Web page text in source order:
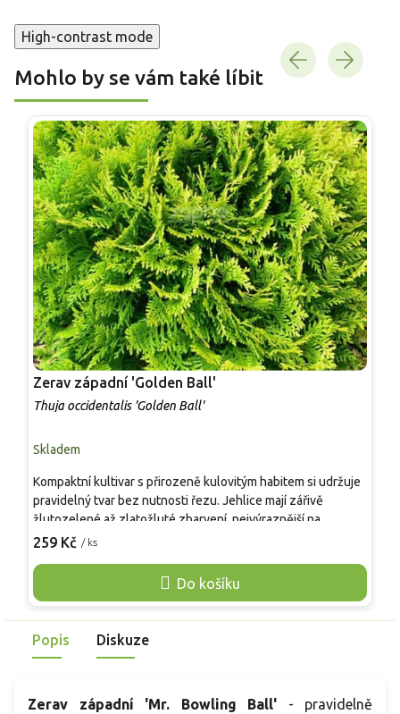
High-contrast mode
Mohlo by se vám také líbit
Zerav západní 'Golden Ball'
Thuja occidentalis 'Golden Ball'
Skladem
259 Kč / ks
Do košíku
Kompaktní kultivar s přirozeně kulovitým habitem si udržuje
pravidelný tvar bez nutnosti řezu. Jehlice mají zářivě
žlutozelené až zlatožluté zbarvení, nejvýraznější na
osluněných částech, zatímco vnitřek keře zůstává svěže
0,8 m šířky. Je velmi mrazuvzdorný, nenáročný a vhodný jako
solitér, do skalek, předzahrádek i nádob.
Popis Diskuze
Zerav západní 'Mr. Bowling Ball' - pravidelně